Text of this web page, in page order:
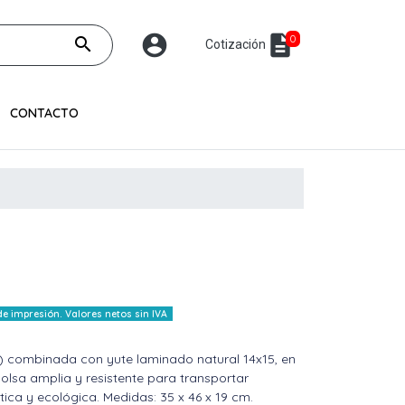
search account_circle Cotización description0
CONTACTO
impresión. Valores netos sin IVA
con yute laminado natural 14x15, en
amplia y resistente para transportar
y ecológica. Medidas: 35 x 46 x 19 cm.